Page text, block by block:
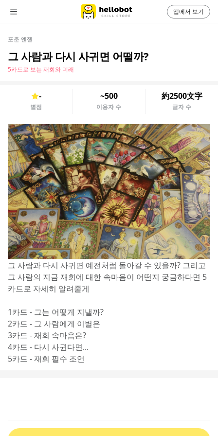
포춘 엔젤
그 사람과 다시 사귀면 어떨까?
5카드로 보는 재회와 미래
-
별점
~500
이용자 수
約2500文字
글자 수
그 사람과 다시 사귀면 예전처럼 돌아갈 수 있을까? 그리고
그 사람의 지금 재회에 대한 속마음이 어떤지 궁금하다면 5
카드로 자세히 알려줄게
1카드 - 그는 어떻게 지낼까?
2카드 - 그 사람에게 이별은
3카드 - 재회 속마음은?
4카드 - 다시 사귄다면...
5카드 - 재회 필수 조언
앱에서 보기